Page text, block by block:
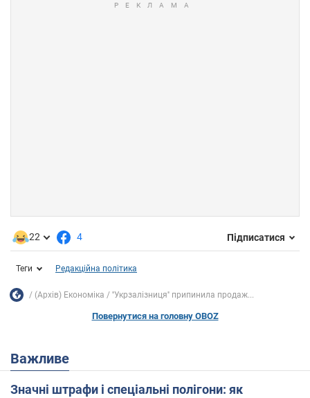
22 4 Підписатися
Теги Редакційна політика
(Архів) Економіка ''Укрзалізниця'' припинила продаж...
Повернутися на головну OBOZ
Важливе
Значні штрафи і спеціальні полігони: як